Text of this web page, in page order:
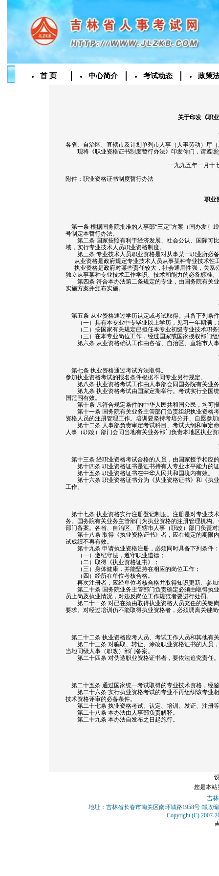
首 页 中心简介 考试动态 政策
关于印发《职
各省、自治区、直辖市及计划单列市人事（人事劳动）厅
现将《职业资格证书制度暂行办法》印发你们，请遵照
一九九五年一月十七
附件：职业资格证书制度暂行办法
职业
第一条 根据国务院批准的人事部“三定”方案（国办发〖
号制定本暂行办法。
第二条 国家按照有利于经济发展、社会公认、国际可
域，实行专业技术人员职业资格制度。
第三条 专业技术人员职业资格是对从事某一职业所必
从业资格是政府规定专业技术人员从事某种专业技术性
执业资格是政府对某些责任较大，社会通用性强，关系
独立从事某种专业技术工作学识、技术和能力的必备标准。
第四条 符合本办法第二条规定的专业，由国务院有关
实施方案并颁布实施。
第五条 从业资格通过学历认定或考试取得。具备下列条
（一）具有本专业中专毕业以上学历，见习一年期满，
（二）按国家有关规定已担任本专业初级专业技术职务
（三）在本专业岗位工作，经过国家或国家授权部门组
第六条 从业资格确认工作由各省、自治区、直辖市人
第七条 执业资格通过考试方法取得。
参加执业资格考试的报名条件根据不同专业另行规定。
第八条 执业资格考试工作由人事部会同国务院有关业
第九条 执业资格考试由国家定期举行。考试实行全国
国范围有效。
第十条 凡符合规定条件的中华人民共和国公民，均可
第十一条 国务院有关业务主管部门负责组织执业资格
资格人员的注册管理工作。培训要坚持考培分开、自愿参
第十二条 人事部负责审定考试科目、考试大纲和审定
人事（职改）部门会同当地有关业务部门负责本地区执业
第十三条 经职业资格考试合格的人员，由国家授予相应
第十四条 职业资格证书是证书持有人专业水平能力的
第十五条 职业资格证书在中华人民共和国境内有效。
第十六条 职业资格证书分为《从业资格证书》和《执
工作。
第十七条 执业资格实行注册登记制度。注册是对专业技
务。国务院有关业务主管部门为执业资格的注册管理机构
部门备案。各省、自治区、直辖市人事（职改）部门负责
第十八条 取得《执业资格证书》者，应在规定的期限
试成绩不再有效。
第十九条 申请执业资格注册，必须同时具备下列条件：
（一）遵纪守法，遵守职业道德；
（二）取得《执业资格证书》；
（三）身体健康，并能坚持在相应的岗位工作；
（四）经所在单位考核合格。
再次注册者，应经单位考核合格并取得知识更新、参加
第二十条 国务院业务主管部门负责确定必须由取得执
员上岗及执业情况，对违反岗位工作规范者要进行处罚。
第二十一条 对已在须由取得执业资格人员充任的关键
要求。对经过培训仍不能取得执业资格者，必须调离关键岗
第二十二条 执业资格应考人员、考试工作人员和其他有
第二十三条 对骗取、转让、涂改职业资格证书的人员
当地同级人事（职改）部门备案。
第二十四条 对伪造职业资格证书者，要依法追究责任。
第二十五条 通过国家统一考试取得的专业技术资格，经
第二十六条 实行执业资格考试的专业不再组织该专业
技术资格评审的必备条件。
第二十七条 执业资格考试、认定、培训、发证、注册
第二十八条 本办法由人事部负责解释。
第二十九条 本办法自发布之日起施行。
您是本
吉
地址：吉林省长春市南关区南环城路1958号 邮政
Copyright (C) 2007-